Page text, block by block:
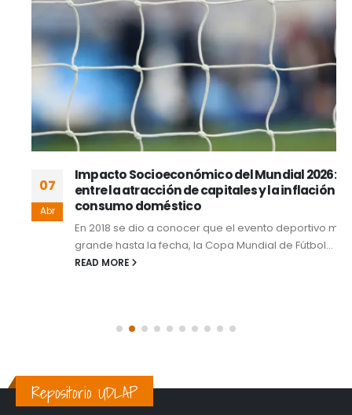
Impacto Socioeconómico del Mundial 2026:
entre la atracción de capitales y la inflación de
consumo doméstico
En 2018 se dio a conocer que el evento deportivo más
grande hasta la fecha, la Copa Mundial de Fútbol...
READ MORE
Repositorio UDLAP